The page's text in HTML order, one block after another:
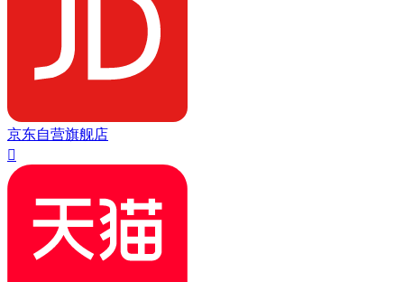
京东自营旗舰店
